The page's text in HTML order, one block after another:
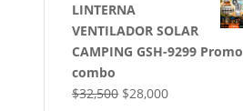
LINTERNA
VENTILADOR SOLAR
CAMPING GSH-9299 Promo
combo
$32,500 El
$28,000El